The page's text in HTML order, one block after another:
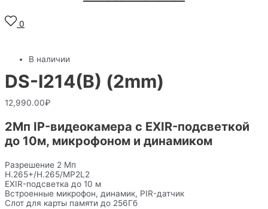
0
В наличии
DS-I214(B) (2mm)
12,990.00₽
2Мп IP-видеокамера с EXIR-подсветкой
до 10м, микрофоном и динамиком
Разрешение 2 Мп
H.265+/H.265/MP2L2
EXIR-подсветка до 10 м
Встроенные микрофон, динамик, PIR-датчик
Слот для карты памяти до 256Гб